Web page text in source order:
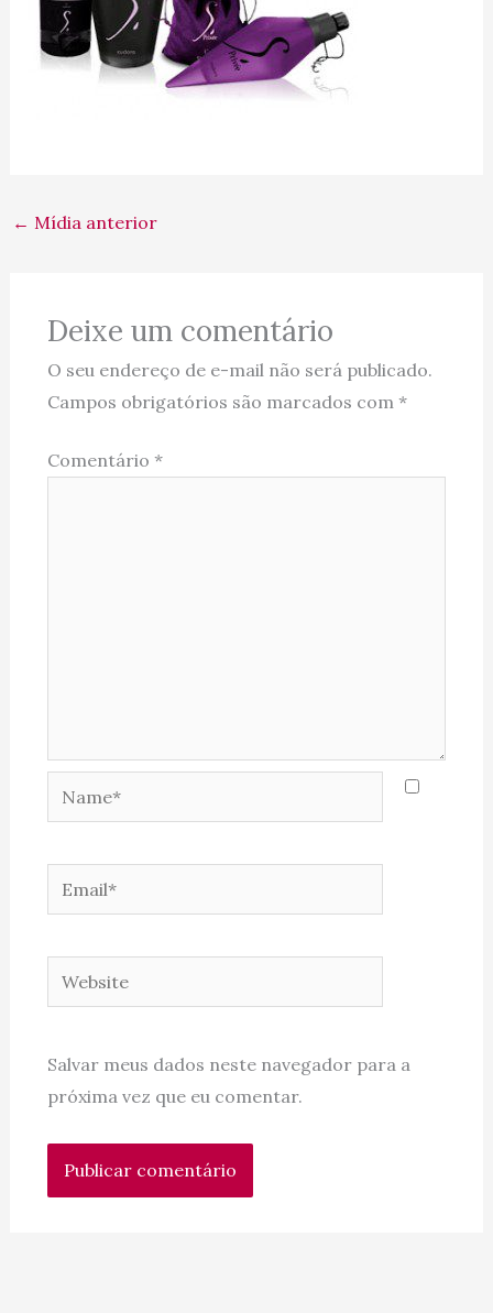
← Mídia anterior
Deixe um comentário
O seu endereço de e-mail não será publicado.
Campos obrigatórios são marcados com *
Comentário *
Name*
Email*
Website
Salvar meus dados neste navegador para a
próxima vez que eu comentar.